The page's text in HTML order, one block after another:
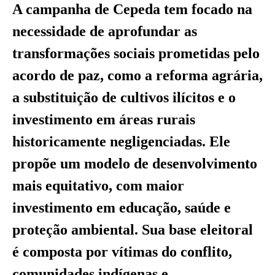
A campanha de Cepeda tem focado na
necessidade de aprofundar as
transformações sociais prometidas pelo
acordo de paz, como a reforma agrária,
a substituição de cultivos ilícitos e o
investimento em áreas rurais
historicamente negligenciadas. Ele
propõe um modelo de desenvolvimento
mais equitativo, com maior
investimento em educação, saúde e
proteção ambiental. Sua base eleitoral
é composta por vítimas do conflito,